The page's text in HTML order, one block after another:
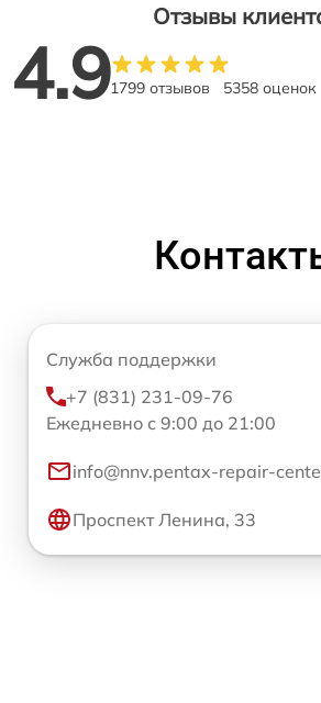
Отзывы
4.91799 отзывов 5358 оценок
Служба поддержки
+7 (831) 231-09-76
Ежедневно с 9:00 до 21:00
info@nnv.pentax-repair-
Проспект Ленина, 33